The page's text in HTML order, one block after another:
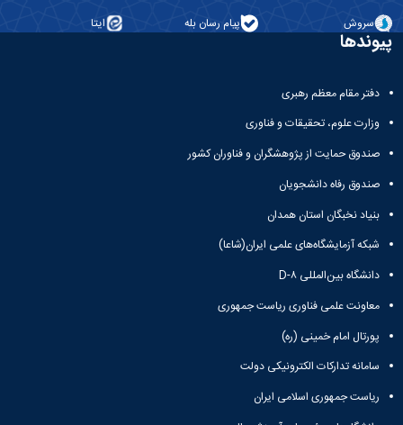
سروش پیام رسان بله ایتا
پیوندها
دفتر مقام معظم رهبری
وزارت علوم، تحقیقات و فناوری
صندوق حمایت از پژوهشگران و فناوران کشور
صندوق رفاه دانشجویان
بنیاد نخبگان استان همدان
شبکه آزمایشگاه‌های علمی ایران(شاعا)
دانشگاه بین‌المللی D-۸
معاونت علمی فناوری ریاست جمهوری
پورتال امام خمینی (ره)
سامانه تدارکات الکترونیکی دولت
ریاست جمهوری اسلامی ایران